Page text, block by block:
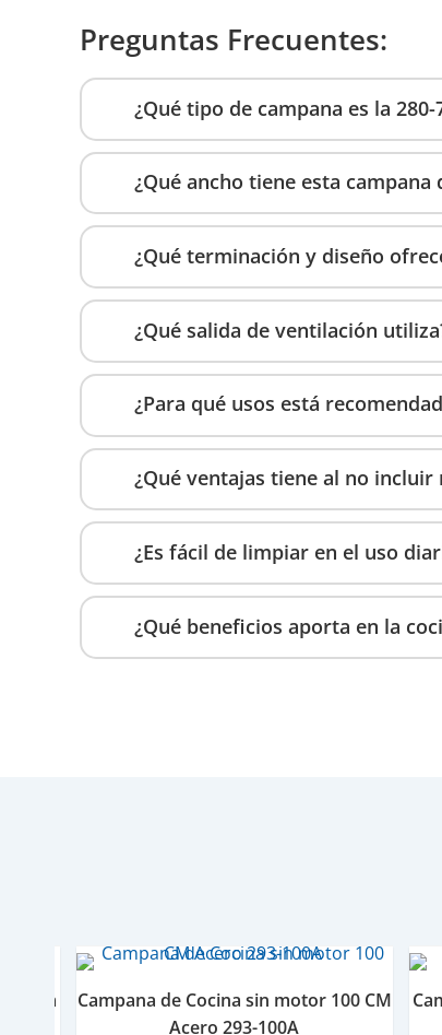
Preguntas Frecuentes:
¿Qué tipo de campana es la 280-
¿Qué ancho tiene esta campana
¿Qué terminación y diseño
¿Qué salida de ventilación
¿Para qué usos está
¿Qué ventajas tiene al no incluir
¿Es fácil de limpiar en el uso
¿Qué beneficios aporta en la
70 cm
Campana de Cocina sin motor 100 CM
Acero 293-100A